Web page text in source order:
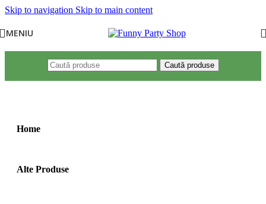
Skip to navigation Skip to main content
MENIU
Caută produse
Prima pagină/ Produse etichetate „rapunzel”
Home
Alte Produse